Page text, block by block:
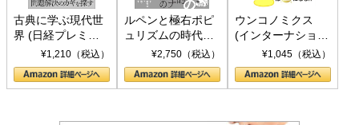
古典に学ぶ現代世
界 (日経プレミア
シリーズ)¥1,210（税込）
ルペンと極右ポピ
ュリズムの時代：
〈ヤヌス〉の二つ
の顔
¥2,750（税込）
ウンコノミクス
(インターナショナ
ル新書)¥1,045（税込）